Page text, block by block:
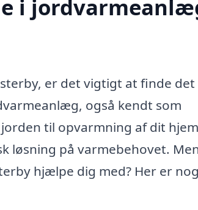
i
er det vigtigt at finde
også kendt som
til opvarmning af dit
løsning på varmebehovet.
hjælpe dig med? Her er